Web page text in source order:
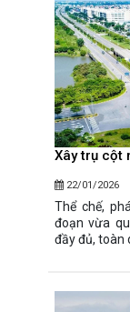
Xây trụ cột
22/01/2026
Thể chế,
đoạn vừa
đầy đủ, toàn